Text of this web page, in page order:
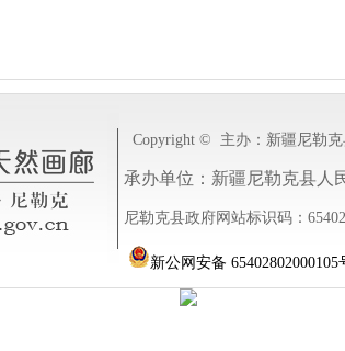
Copyright © 主办：新疆尼勒
承办单位：新疆尼勒克县人
尼勒克县政府网站标识码：
新公网安备 65402802000105